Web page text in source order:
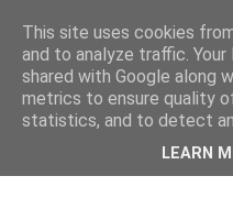
This site uses cookies
and to analyze traffic.
shared with Google along
metrics to ensure quality
statistics, and to detect
LEARN